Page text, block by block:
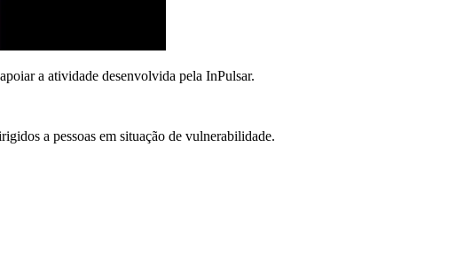
a atividade desenvolvida pela InPulsar.
a pessoas em situação de vulnerabilidade.